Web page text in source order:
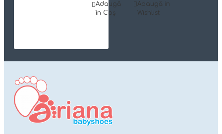
Adaugă
în Coş
Adaugă in
Wishlist